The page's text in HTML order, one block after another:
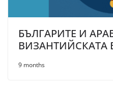
БЪЛГАРИТЕ И
ВИЗАНТИЙСКАТА
9 months